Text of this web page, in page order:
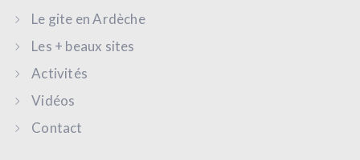
Le gite en Ardèche
Les + beaux sites
Activités
Vidéos
Contact